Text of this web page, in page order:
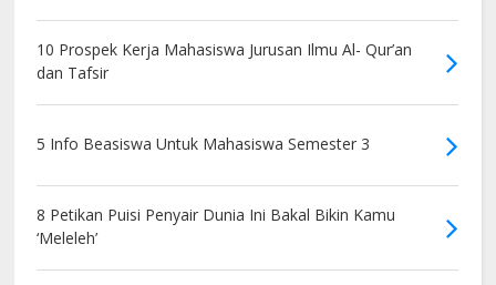
10 Prospek Kerja Mahasiswa Jurusan Ilmu Al- Qur’an
dan Tafsir
5 Info Beasiswa Untuk Mahasiswa Semester 3
8 Petikan Puisi Penyair Dunia Ini Bakal Bikin Kamu
‘Meleleh’